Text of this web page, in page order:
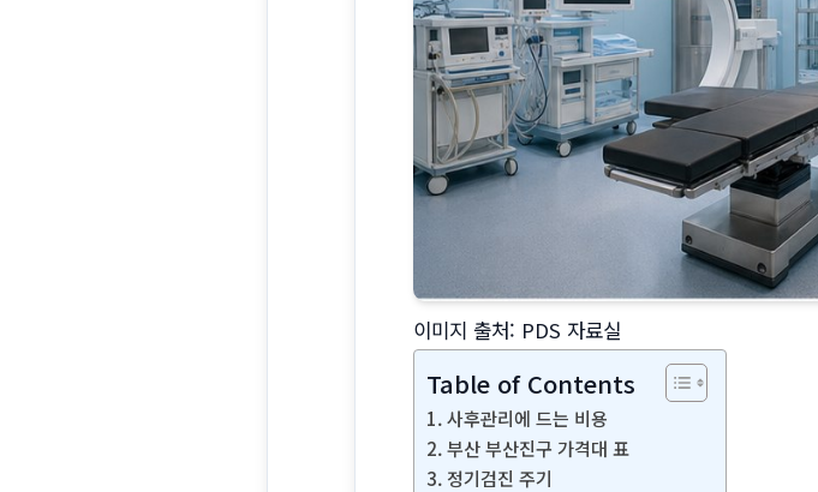
이미지 출처: PDS 자료실
Table of Contents
사후관리에 드는 비용
부산 부산진구 가격대 표
정기검진 주기